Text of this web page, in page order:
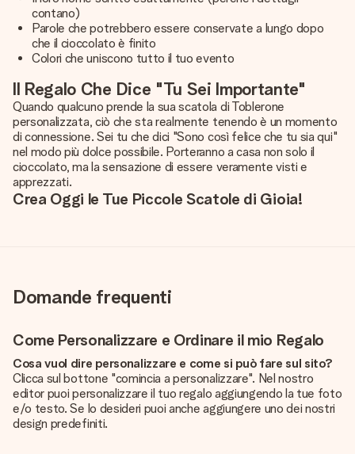
contano)
Parole che potrebbero essere conservate a lungo dopo
che il cioccolato è finito
Colori che uniscono tutto il tuo evento
Il Regalo Che Dice "Tu Sei Importante"
Quando qualcuno prende la sua scatola di Toblerone
personalizzata, ciò che sta realmente tenendo è un momento
di connessione. Sei tu che dici "Sono così felice che tu sia qui"
nel modo più dolce possibile. Porteranno a casa non solo il
cioccolato, ma la sensazione di essere veramente visti e
apprezzati.
Crea Oggi le Tue Piccole Scatole di Gioia!
Domande frequenti
Come Personalizzare e Ordinare il mio Regalo
Cosa vuol dire personalizzare e come si può fare sul sito?
Clicca sul bottone "comincia a personalizzare". Nel nostro
editor puoi personalizzare il tuo regalo aggiungendo la tue foto
e/o testo. Se lo desideri puoi anche aggiungere uno dei nostri
design predefiniti.